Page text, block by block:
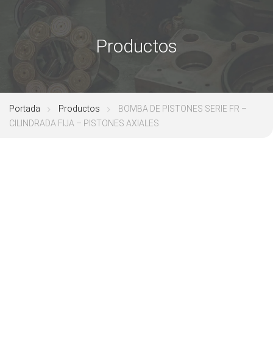
Productos
Portada Productos
BOMBA DE PISTONES SERIE FR –
CILINDRADA FIJA – PISTONES AXIALES